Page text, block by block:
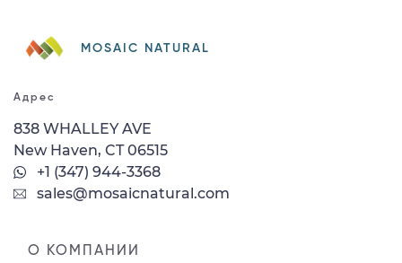
MOSAIC NATURAL
Адрес
838 WHALLEY AVE
New Haven, CT 06515
+1 (347) 944-3368
sales@mosaicnatural.com
О КОМПАНИИ